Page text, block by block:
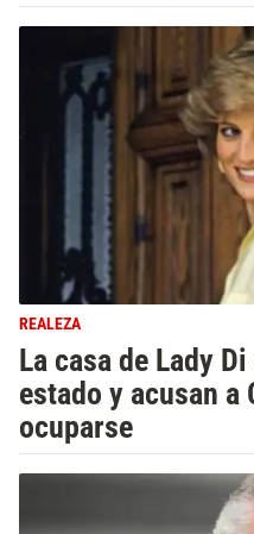
REALEZA
La casa de Lady
estado y acusan a
ocuparse